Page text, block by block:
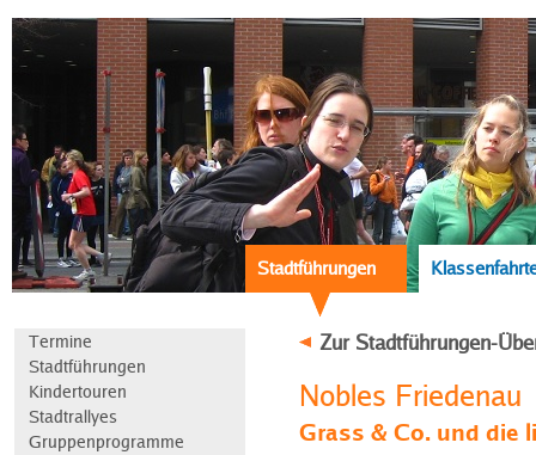
Stadtführungen
Termine
Stadtführungen
Kindertouren
Stadtrallyes
Gruppenprogramme
Zur Stadtführungen-
Nobles Friedenau
Grass & Co. und die